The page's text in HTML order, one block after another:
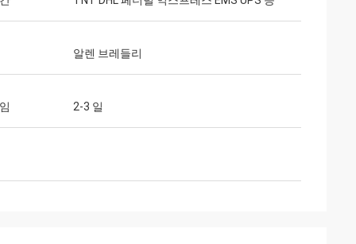
알렌 브레들리
2-3 일